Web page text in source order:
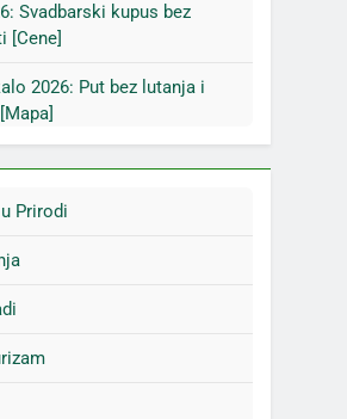
Svadbarski kupus bez
[Cene]
2026: Put bez lutanja i
Prirodi